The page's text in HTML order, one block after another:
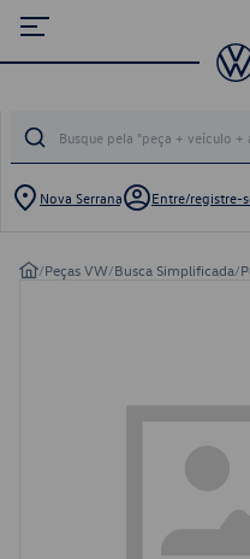
Nova Serrana Entre/registre-
/Peças VW/Busca Simplificada/